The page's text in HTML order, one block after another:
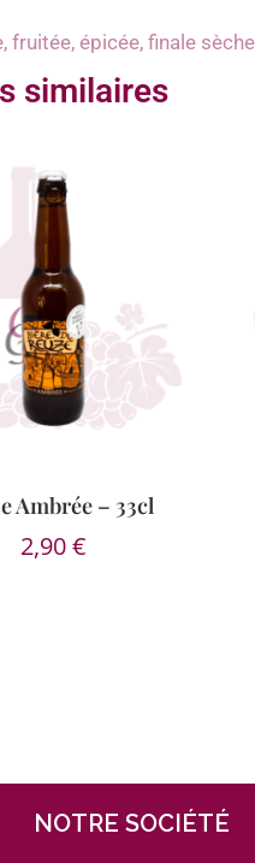
fruitée, épicée, finale
similaires
Ambrée – 33cl
2,90€
NOTRE SOCIÉTÉ